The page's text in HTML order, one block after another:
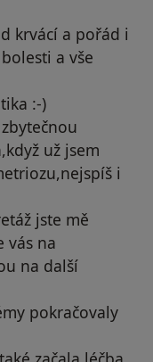
krvácí a pořád i
a vše
:-)
už jsem
i
jste mě
vás na
na další
pokračovaly